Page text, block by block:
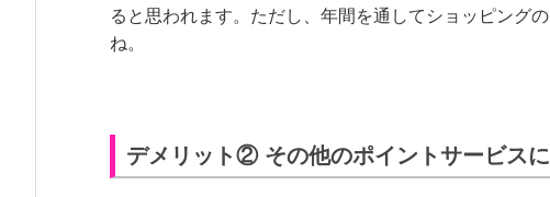
ると思われます。ただし、年間を通してショッピング
ね。
デメリット② その他のポイントサービス